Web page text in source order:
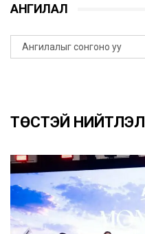
АНГИЛАЛ
ТӨСТЭЙ НИЙТЛЭЛ